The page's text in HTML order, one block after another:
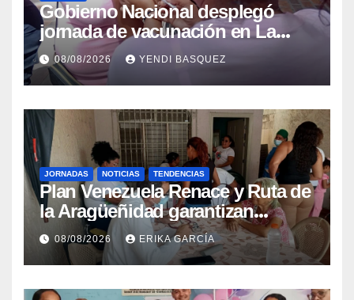
Gobierno Nacional desplegó
jornada de vacunación en La
Guaira para garantizar protección
epidemiológica
08/08/2026 YENDI BASQUEZ
JORNADAS NOTICIAS TENDENCIAS
Plan Venezuela Renace y Ruta de
la Aragüeñidad garantizan
atención médica integral en
Aragua
08/08/2026 ERIKA GARCÍA